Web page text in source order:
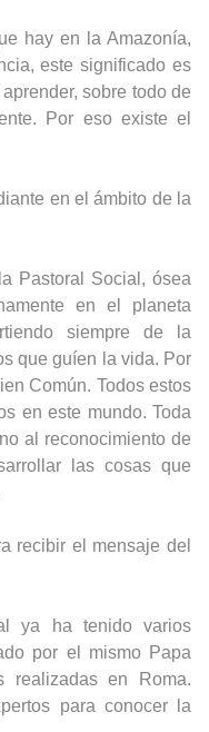
hay en la Amazonía,
este significado es
sobre todo de
Por eso existe el
en el ámbito de la
Pastoral Social, ósea
en el planeta
siempre de la
que guíen la vida. Por
Común. Todos estos
en este mundo. Toda
al reconocimiento de
las cosas que
recibir el mensaje del
ya ha tenido varios
por el mismo Papa
realizadas en Roma.
para conocer la